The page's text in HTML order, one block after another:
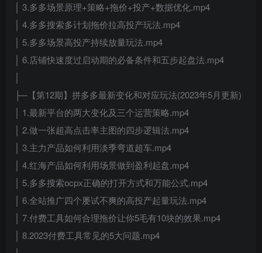
│ 3.多多场景原理+策略+拖价+投产+数据优化.mp4
│ 4.多多搜索多计划拖价拉高投产玩法.mp4
│ 5.多多场景高投产持续放量玩法.mp4
│ 6.店铺快速度过启动期的必备条件和五步起盘法.mp4
├─【第12期】拼多多最新变化和对应玩法(2023年5月更新)
│ 1.最新平台的两大变化及三个运营策略.mp4
│ 2.做一张超高点击率主图的四步逻辑法.mp4
│ 3.主力产品如何利用淡季弯道超车.mp4
│ 4.红海产品如何利用场景做到盈利起盘.mp4
│ 5.多多搜索ocpx正确的打开方式和万能公式.mp4
│ 6.全站推广四个屡试不爽的高投产起量玩法.mp4
│ 7.付费工具如何合理拖价让你5毛有10块的效果.mp4
│ 8.2023付费工具常见的5大问题.mp4